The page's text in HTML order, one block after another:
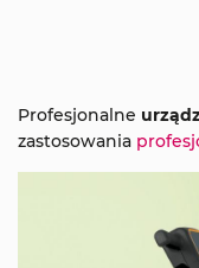
Profesjonalne
zastosowania